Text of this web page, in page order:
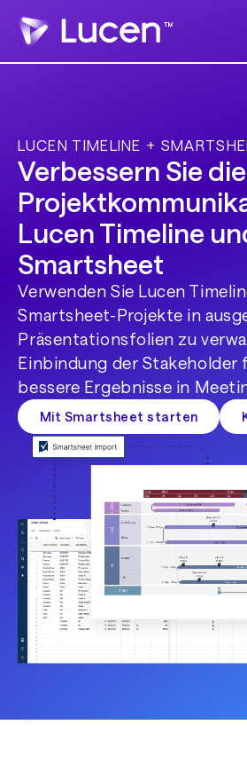
LUCEN TIMELINE +
Verbessern Sie die
Lucen Timeline
Smartsheet
Verwenden Sie Lucen
Smartsheet-Projekte in
Präsentationsfolien zu
Einbindung der Stakeholder
bessere Ergebnisse in
Mit Smartsheet starten